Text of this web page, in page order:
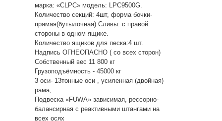
марка: «CLPC» модель: LPC9500G.
Количество секций: 4шт, форма бочки-
прямая(бутылочная) Сливы: с правой
стороны в одном ящике.
Количество ящиков для песка:4 шт.
Надпись ОГНЕОПАСНО ( со всех сторон)
Собственный вес 11 800 кг
Грузоподъёмность - 45000 кг
3 оси- 13тонные оси , усиленная (двойная)
рама,
Подвеска «FUWA» зависимая, рессорно-
балансирная с реактивными штангами на
всех осях